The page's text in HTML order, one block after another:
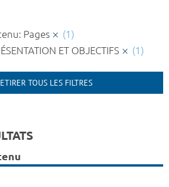
Pages
(1)
ET OBJECTIFS
(1)
TOUS LES FILTRES